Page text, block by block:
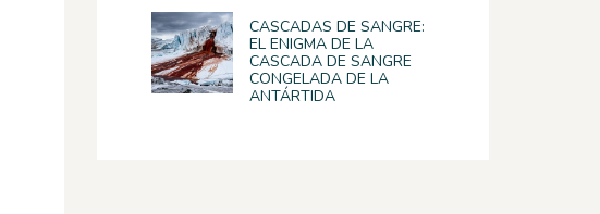
CASCADAS DE SANGRE:
EL ENIGMA DE LA
CASCADA DE SANGRE
CONGELADA DE LA
ANTÁRTIDA